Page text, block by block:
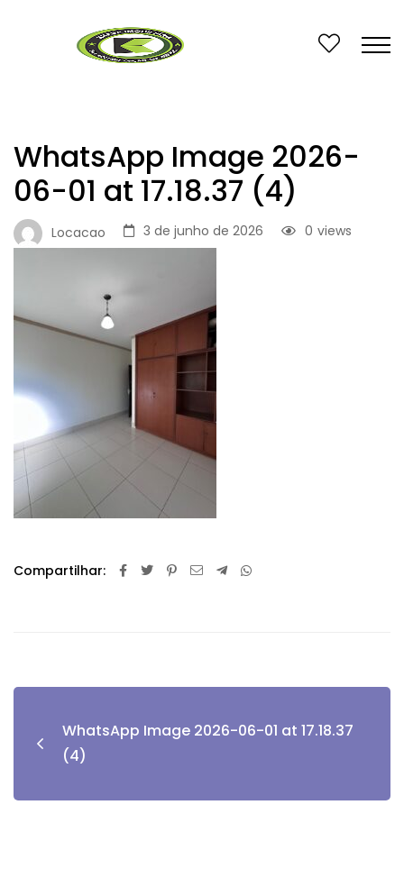
WhatsApp Image 2026-
06-01 at 17.18.37 (4)
Locacao 3 de junho de 2026 views
0
Compartilhar:
WhatsApp Image 2026-06-01 at 17.18.37
(4)